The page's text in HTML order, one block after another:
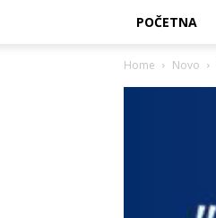
POČETNA
Home Novo